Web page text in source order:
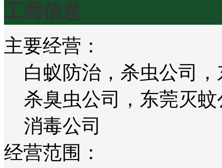
工商信息
主要经营：
白蚁防治，杀虫公司
杀臭虫公司，东莞灭
消毒公司
经营范围：